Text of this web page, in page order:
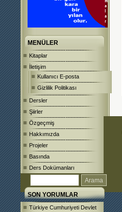
MENÜLER
Kitaplar
İletişim
Kullanıcı E-posta
Gizlilik Politikası
Dersler
Şiirler
Özgeçmiş
Hakkımızda
Projeler
Basında
Ders Dokümanları
SON YORUMLAR
Türkiye Cumhuriyeti Devlet